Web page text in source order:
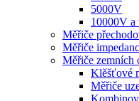
5000V
10000V a
Měřiče
Měřiče
Měřiče zemních
Klěšťové
Měřiče